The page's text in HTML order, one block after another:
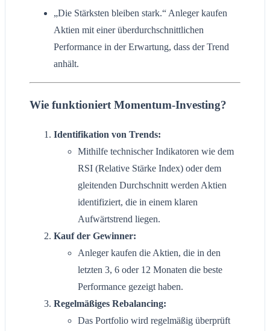
„Die Stärksten bleiben stark.“ Anleger kaufen
Aktien mit einer überdurchschnittlichen
Performance in der Erwartung, dass der Trend
anhält.
Wie funktioniert Momentum-Investing?
Identifikation von Trends:
Mithilfe technischer Indikatoren wie dem
RSI (Relative Stärke Index) oder dem
gleitenden Durchschnitt werden Aktien
identifiziert, die in einem klaren
Aufwärtstrend liegen.
Kauf der Gewinner:
Anleger kaufen die Aktien, die in den
letzten 3, 6 oder 12 Monaten die beste
Performance gezeigt haben.
Regelmäßiges Rebalancing:
Das Portfolio wird regelmäßig überprüft